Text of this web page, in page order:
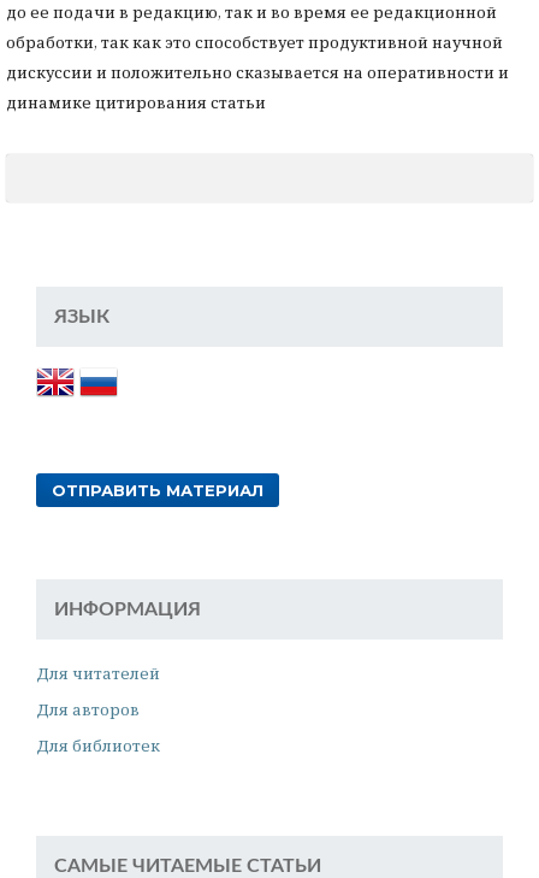
до ее подачи в редакцию, так и во время ее редакционной
обработки, так как это способствует продуктивной научной
дискуссии и положительно сказывается на оперативности и
динамике цитирования статьи
ЯЗЫК
ОТПРАВИТЬ МАТЕРИАЛ
ИНФОРМАЦИЯ
Для читателей
Для авторов
Для библиотек
САМЫЕ ЧИТАЕМЫЕ СТАТЬИ